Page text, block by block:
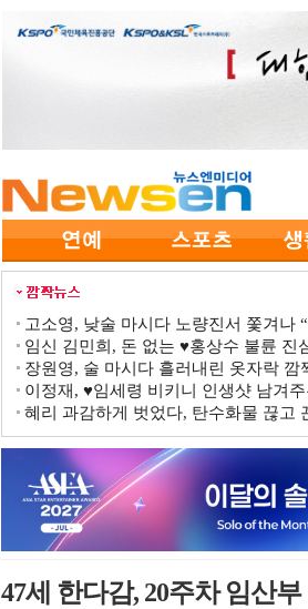
고소영, 낮술 마시다 노량진서 쫓겨나
임신 김민희, 돈 없는 ♥홍상수 불륜
장원영, 술 마시다 흘러내린 옷자락
이정재, ♥임세령 비키니 인생샷 남겨
혜리 과감하게 벗었다, 탄수화물 끊고
47세 한다감, 20주차 임산